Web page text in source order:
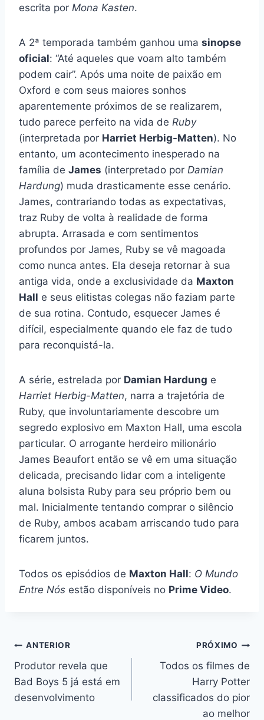
escrita por Mona Kasten.
A 2ª temporada também ganhou uma sinopse
oficial: “Até aqueles que voam alto também
podem cair”. Após uma noite de paixão em
Oxford e com seus maiores sonhos
aparentemente próximos de se realizarem,
tudo parece perfeito na vida de Ruby
(interpretada por Harriet Herbig-Matten). No
entanto, um acontecimento inesperado na
família de James (interpretado por Damian
Hardung) muda drasticamente esse cenário.
James, contrariando todas as expectativas,
traz Ruby de volta à realidade de forma
abrupta. Arrasada e com sentimentos
profundos por James, Ruby se vê magoada
como nunca antes. Ela deseja retornar à sua
antiga vida, onde a exclusividade da Maxton
Hall e seus elitistas colegas não faziam parte
de sua rotina. Contudo, esquecer James é
difícil, especialmente quando ele faz de tudo
para reconquistá-la.
A série, estrelada por Damian Hardung e
Harriet Herbig-Matten, narra a trajetória de
Ruby, que involuntariamente descobre um
segredo explosivo em Maxton Hall, uma escola
particular. O arrogante herdeiro milionário
James Beaufort então se vê em uma situação
delicada, precisando lidar com a inteligente
aluna bolsista Ruby para seu próprio bem ou
mal. Inicialmente tentando comprar o silêncio
de Ruby, ambos acabam arriscando tudo para
ficarem juntos.
Todos os episódios de Maxton Hall: O Mundo
Entre Nós estão disponíveis no Prime Video.
Navegação
de
Post
ANTERIOR
Produtor revela que
Bad Boys 5 já está em
desenvolvimento
PRÓXIMO
Todos os filmes de
Harry Potter
classificados do pior
ao melhor